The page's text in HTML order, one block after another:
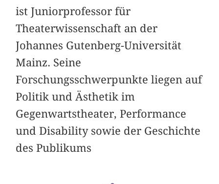
ist Juniorprofessor für
Theaterwissenschaft an der
Johannes Gutenberg-Universität
Mainz. Seine
Forschungsschwerpunkte liegen auf
Politik und Ästhetik im
Gegenwartstheater, Performance
und Disability sowie der Geschichte
des Publikums